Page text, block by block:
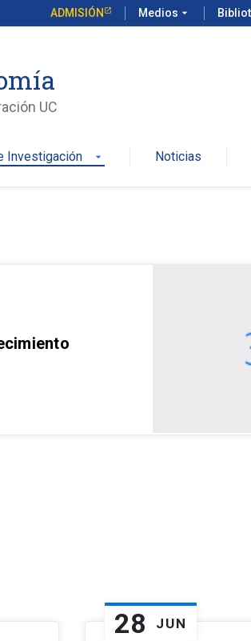
ADMISIÓN Medios arrow_drop_down
UC
Investigación arrow_drop_down Noticias
28 JUN